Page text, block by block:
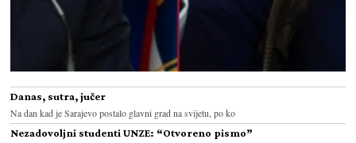
Danas, sutra, jučer
Na dan kad je Sarajevo postalo glavni grad na svijetu, po ko
Nezadovoljni studenti UNZE: “Otvoreno pismo”